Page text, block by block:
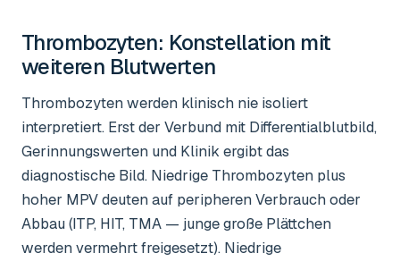
Thrombozyten: Konstellation mit
weiteren Blutwerten
Thrombozyten werden klinisch nie isoliert
interpretiert. Erst der Verbund mit Differentialblutbild,
Gerinnungswerten und Klinik ergibt das
diagnostische Bild. Niedrige Thrombozyten plus
hoher MPV deuten auf peripheren Verbrauch oder
Abbau (ITP, HIT, TMA — junge große Plättchen
werden vermehrt freigesetzt). Niedrige